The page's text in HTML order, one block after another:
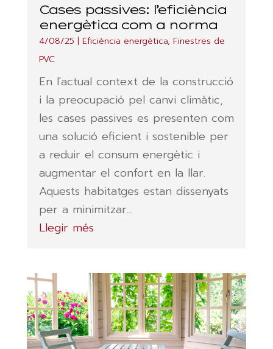
Cases passives: l’eficiència
energètica com a norma
4/08/25 | Eficiència energètica, Finestres de
PVC
En l'actual context de la construcció
i la preocupació pel canvi climàtic,
les cases passives es presenten com
una solució eficient i sostenible per
a reduir el consum energètic i
augmentar el confort en la llar.
Aquests habitatges estan dissenyats
per a minimitzar...
Llegir més